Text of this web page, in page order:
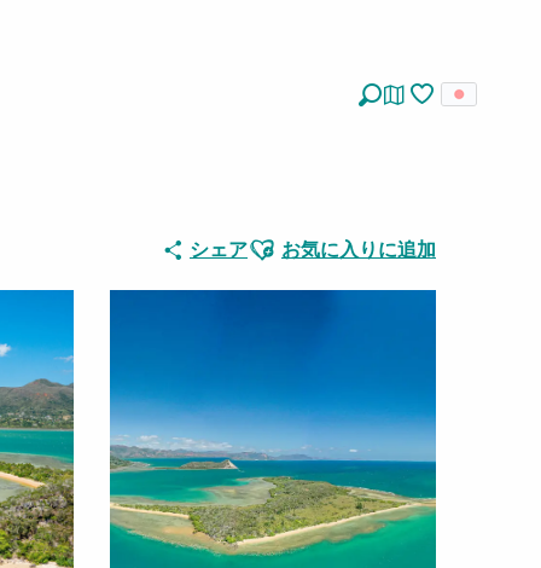
シェアAjouter aux favoris
お気に入りに追加